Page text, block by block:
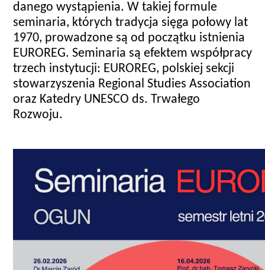
danego wystąpienia. W takiej formule
seminaria, których tradycja sięga połowy lat
1970, prowadzone są od początku istnienia
EUROREG. Seminaria są efektem współpracy
trzech instytucji: EUROREG, polskiej sekcji
stowarzyszenia Regional Studies Association
oraz Katedry UNESCO ds. Trwałego
Rozwoju.